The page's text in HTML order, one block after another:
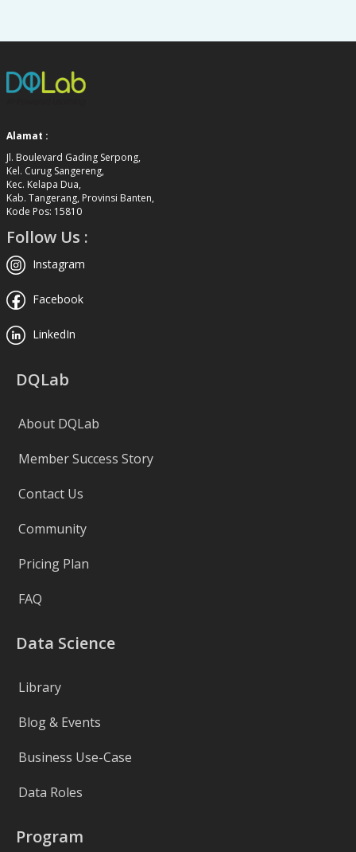
Alamat :
Jl. Boulevard Gading Serpong,
Kel. Curug Sangereng,
Kec. Kelapa Dua,
Kab. Tangerang, Provinsi Banten,
Kode Pos: 15810
Follow Us :
Instagram
Facebook
LinkedIn
DQLab
About DQLab
Member Success Story
Contact Us
Community
Pricing Plan
FAQ
Data Science
Library
Blog & Events
Business Use-Case
Data Roles
Program